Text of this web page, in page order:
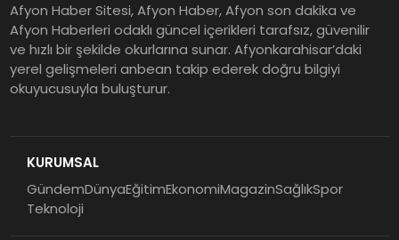
Afyon Haber Sitesi, Afyon Haber, Afyon son dakika ve
Afyon Haberleri odaklı güncel içerikleri tarafsız, güvenilir
ve hızlı bir şekilde okurlarına sunar. Afyonkarahisar’daki
yerel gelişmeleri anbean takip ederek doğru bilgiyi
okuyucusuyla buluşturur.
KURUMSAL
GündemDünyaEğitimEkonomiMagazinSağlıkSpor
Teknoloji